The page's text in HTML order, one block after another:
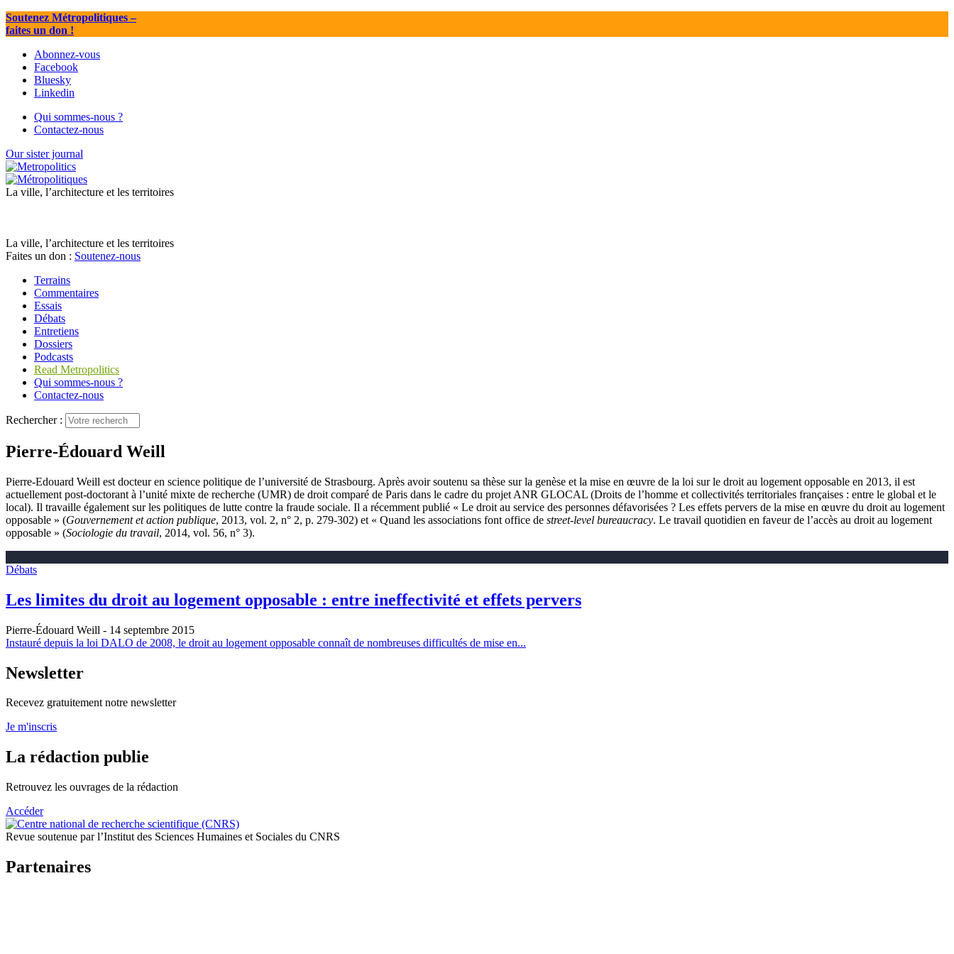
Soutenez Métropolitiques–
faites un don !
Abonnez-vous
Facebook
Bluesky
Linkedin
Qui sommes-nous ?
Contactez-nous
Our sister journal
La ville, l’architecture et les territoires
La ville, l’architecture et les territoires
Faites un don : Soutenez-nous
Terrains
Commentaires
Essais
Débats
Entretiens
Dossiers
Podcasts
Read Metropolitics
Qui sommes-nous ?
Contactez-nous
Rechercher :
Pierre-Édouard Weill
Pierre-Edouard Weill est docteur en science politique de l’université de Strasbourg. Après avoir soutenu sa thèse sur la genèse et la mise en œuvre de la loi sur le droit au logement opposable en 2013, il est
actuellement post-doctorant à l’unité mixte de recherche (UMR) de droit comparé de Paris dans le cadre du projet ANR GLOCAL (Droits de l’homme et collectivités territoriales françaises : entre le global et le
local). Il travaille également sur les politiques de lutte contre la fraude sociale. Il a récemment publié « Le droit au service des personnes défavorisées ? Les effets pervers de la mise en œuvre du droit au logement
opposable » (Gouvernement et action publique, 2013, vol. 2, n° 2, p. 279‑302) et « Quand les associations font office de street-level bureaucracy. Le travail quotidien en faveur de l’accès au droit au logement
opposable » (Sociologie du travail, 2014, vol. 56, n° 3).
Débats
Les limites du droit au logement opposable : entre ineffectivité et effets pervers
Pierre-Édouard Weill - 14 septembre 2015
Instauré depuis la loi DALO de 2008, le droit au logement opposable connaît de nombreuses difficultés de mise en...
Newsletter
Recevez gratuitement notre newsletter
Je m'inscris
La rédaction publie
Retrouvez les ouvrages de la rédaction
Accéder
Revue soutenue par l’Institut des Sciences Humaines et Sociales du CNRS
Partenaires